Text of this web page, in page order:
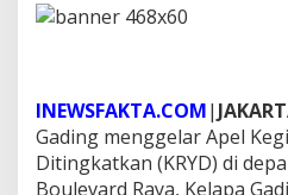
:
k
k
o
INEWSFAKTA.COM|
Gading menggelar Apel
Ditingkatkan (KRYD) di
Boulevard Raya, Kelapa